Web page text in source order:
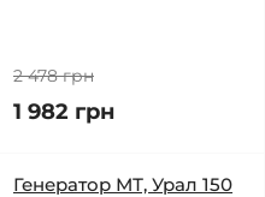
2 478 грн
1 982 грн
Генератор МТ, Урал 150